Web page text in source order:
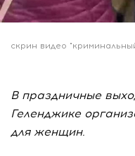
скрин видео
В праздничные
Геленджике
для женщин.